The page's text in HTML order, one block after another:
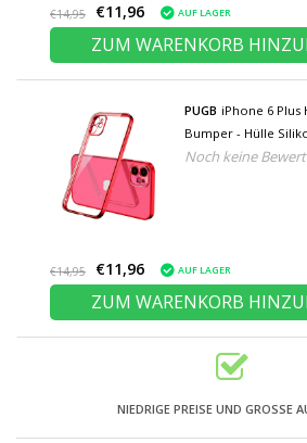
€14,95 €11,96 AUF LAGER
ZUM WARENKORB
PUGB iPhone 6 Plus
Bumper - Hülle
Red
Noch keine
€14,95 €11,96 AUF LAGER
ZUM WARENKORB
NIEDRIGE PREISE UND GROSSE